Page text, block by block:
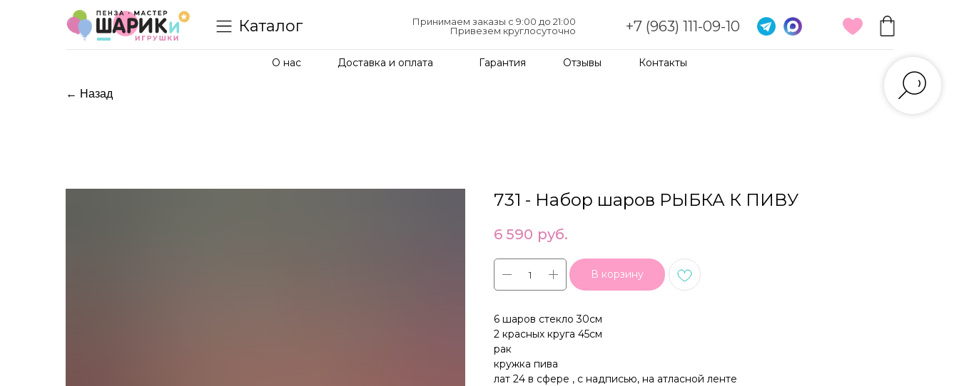
+7 (963) 111-09-10
Принимаем заказы с 9:00 до 21:00
Привезем круглосуточно
Каталог
Доставка и оплата Гарантия Отзывы Контакты
О нас
← Назад
731 - Набор шаров РЫБКА К ПИВУ
6 590 руб.
В корзину
6 шаров стекло 30см
2 красных круга 45см
рак
кружка пива
лат 24 в сфере , с надписью, на атласной ленте